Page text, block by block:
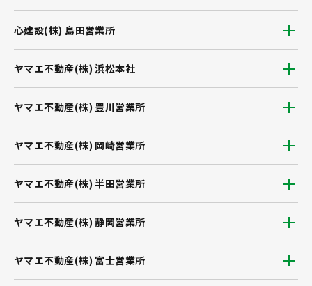
ヤマエ不動産(株) 浜松本社
ヤマエ不動産(株) 静岡営業所
ヤマエ不動産(株) 豊川営業所
ヤマエ不動産(株) 富士営業所
ヤマエ不動産(株) 岡崎営業所
ヤマエ不動産(株) 半田営業所
心建設(株) 島田営業所